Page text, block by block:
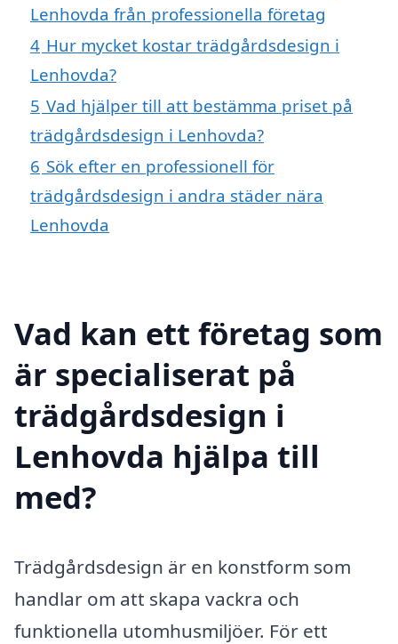
Lenhovda från professionella företag
4 Hur mycket kostar trädgårdsdesign i
Lenhovda?
5 Vad hjälper till att bestämma priset på
trädgårdsdesign i Lenhovda?
6 Sök efter en professionell för
trädgårdsdesign i andra städer nära
Lenhovda
Vad kan ett företag som
är specialiserat på
trädgårdsdesign i
Lenhovda hjälpa till
med?
Trädgårdsdesign är en konstform som
handlar om att skapa vackra och
funktionella utomhusmiljöer. För ett